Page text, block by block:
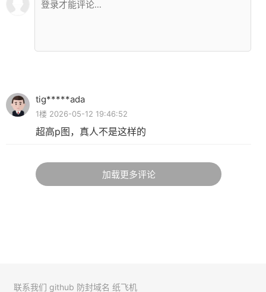
tig*****ada
1楼 2026-05-12 19:46:52
超高p图，真人不是这样的
加载更多评论
联系我们 github 防封域名 纸飞机